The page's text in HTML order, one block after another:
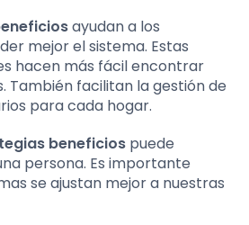
ayudan a los
mejor el sistema. Estas
hacen más fácil encontrar
También facilitan la gestión de
para cada hogar.
beneficios puede
persona. Es importante
se ajustan mejor a nuestras